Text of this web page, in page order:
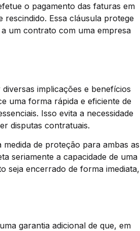
o pagamento das faturas em
Essa cláusula protege
um contrato com uma empresa
implicações e benefícios
uma forma rápida e eficiente de
Isso evita a necessidade
disputas contratuais.
de proteção para ambas as
seriamente a capacidade de uma
seja encerrado de forma imediata,
garantia adicional de que, em